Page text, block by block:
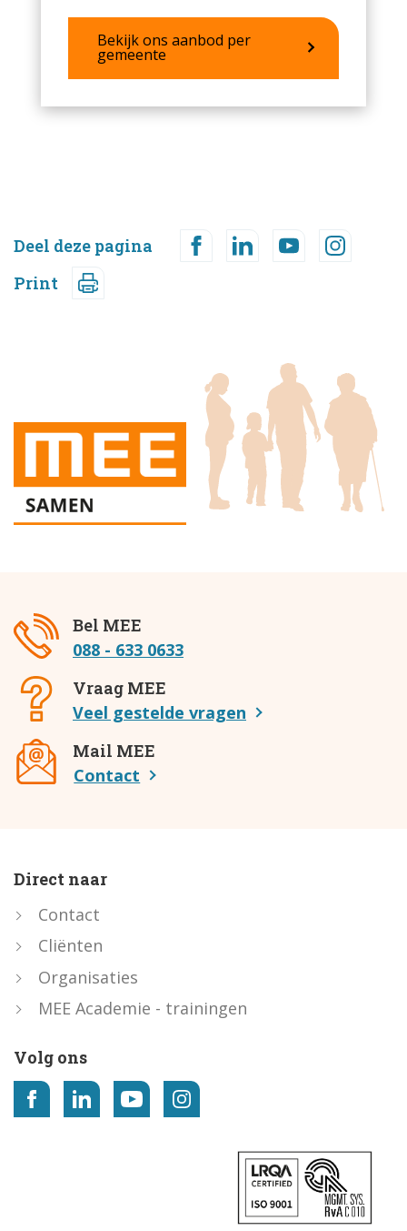
Bekijk ons aanbod per
gemeente
Deel deze pagina
Print
Bel MEE
088 - 633 0633
Vraag MEE
Veel gestelde vragen
Mail MEE
Contact
Direct naar
Contact
Cliënten
Organisaties
MEE Academie - trainingen
Volg ons